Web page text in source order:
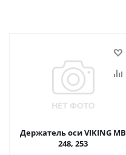
Держатель оси VIKING MB
248, 253